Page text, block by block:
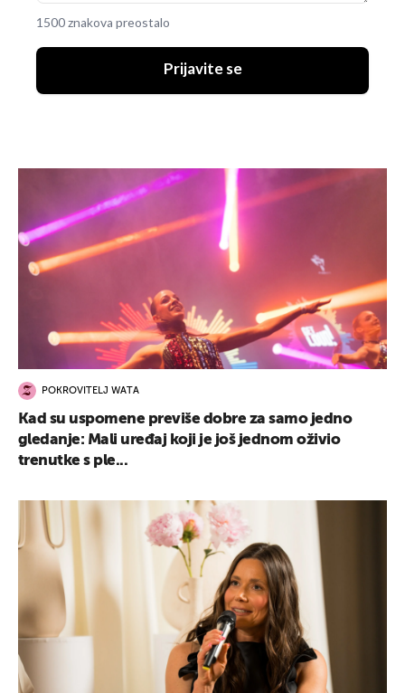
1500 znakova preostalo
Prijavite se
POKROVITELJ WATA
Kad su uspomene previše dobre za samo jedno
gledanje: Mali uređaj koji je još jednom oživio
trenutke s ple...